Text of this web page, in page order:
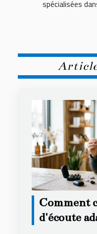
spécialisées
Comment
d'écoute